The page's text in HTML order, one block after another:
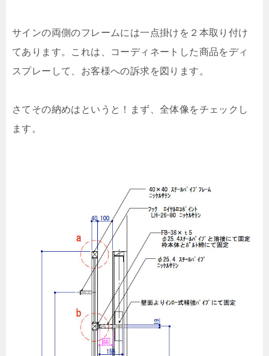
サインの両側のフレームには一点掛けを２本取り付け
てあります。これは、コーディネートした商品をディ
スプレーして、お客様への訴求を図ります。
さてその納めはというと！まず、全体像をチェックし
ます。